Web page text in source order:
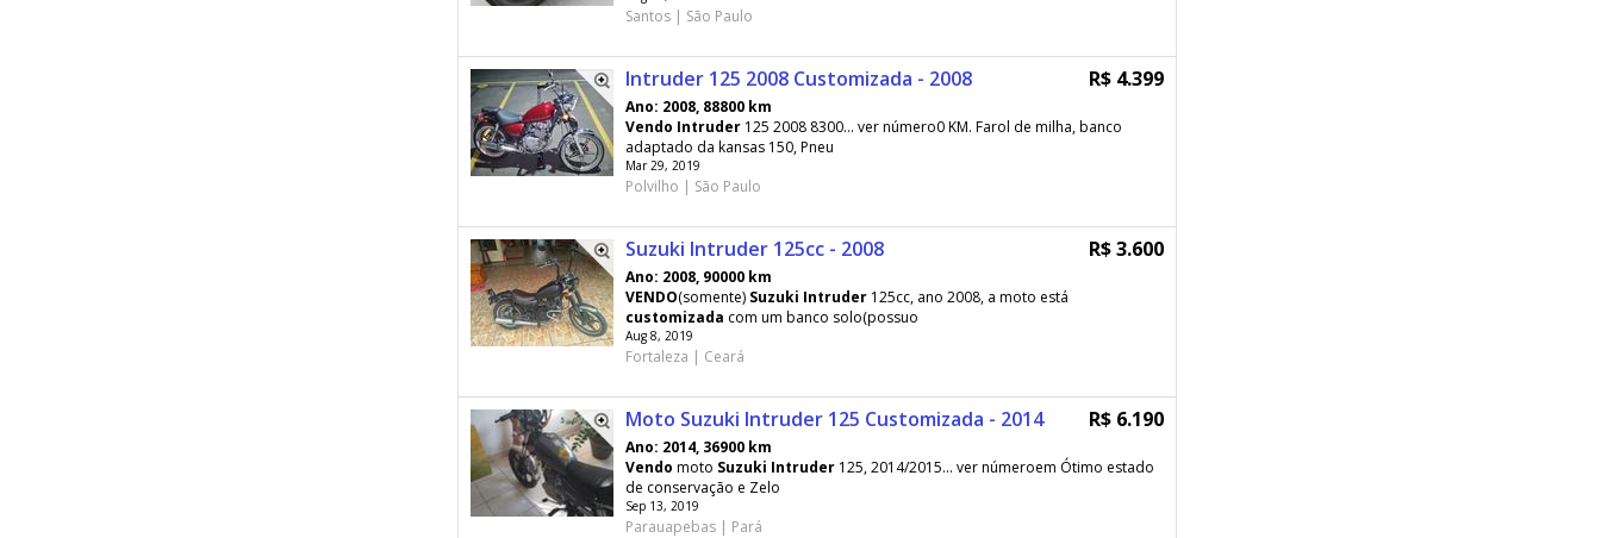
Santos | São Paulo
Intruder 125 2008 Customizada - 2008 R$ 4.399
Ano: 2008, 88800 km
Vendo Intruder 125 2008 8300... ver número0 KM. Farol de milha, banco
adaptado da kansas 150, Pneu
Mar 29, 2019
Polvilho | São Paulo
Suzuki Intruder 125cc - 2008 R$ 3.600
Ano: 2008, 90000 km
VENDO(somente) Suzuki Intruder 125cc, ano 2008, a moto está
customizada com um banco solo(possuo
Aug 8, 2019
Fortaleza | Ceará
Moto Suzuki Intruder 125 Customizada - 2014 R$ 6.190
Ano: 2014, 36900 km
Vendo moto Suzuki Intruder 125, 2014/2015... ver númeroem Ótimo estado
de conservação e Zelo
Sep 13, 2019
Parauapebas | Pará